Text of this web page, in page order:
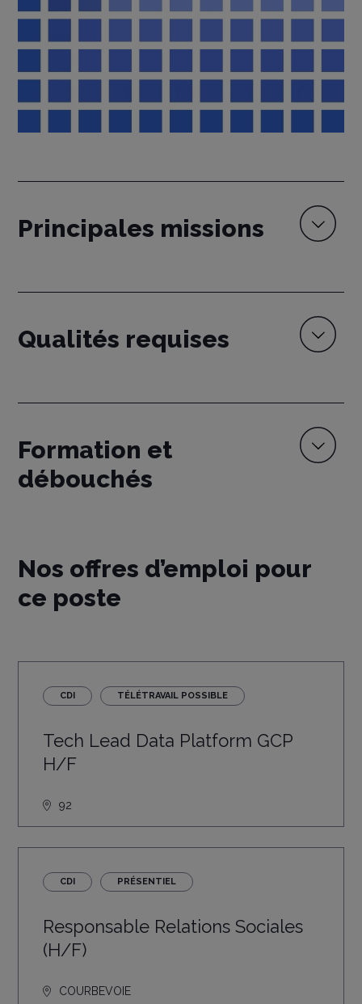
Principales missions
Qualités requises
Formation et
débouchés
Nos offres d’emploi pour
ce poste
CDI TÉLÉTRAVAIL POSSIBLE
Tech Lead Data Platform GCP
H/F
92
CDI PRÉSENTIEL
Responsable Relations Sociales
(H/F)
COURBEVOIE